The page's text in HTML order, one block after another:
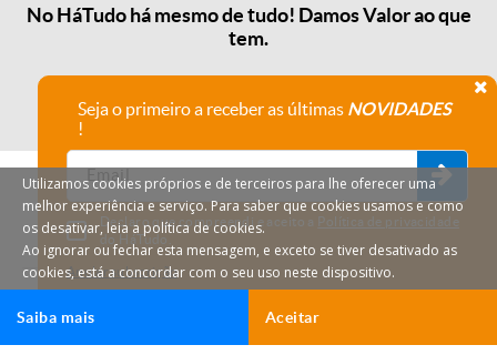
No HáTudo há mesmo de tudo! Damos Valor ao que
tem.
Seja o primeiro a receber as últimas NOVIDADES
!
Declaro que compreendi e aceito a Política de privacidade
do HáTudo.
Anular subscrição
Utilizamos cookies próprios e de terceiros para lhe oferecer uma
melhor experiência e serviço. Para saber que cookies usamos e como
os desativar, leia a política de cookies.
Ao ignorar ou fechar esta mensagem, e exceto se tiver desativado as
cookies, está a concordar com o seu uso neste dispositivo.
Aceitar
Saiba mais